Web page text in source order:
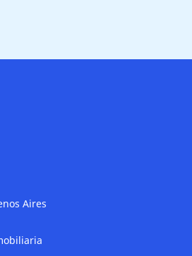
Aires